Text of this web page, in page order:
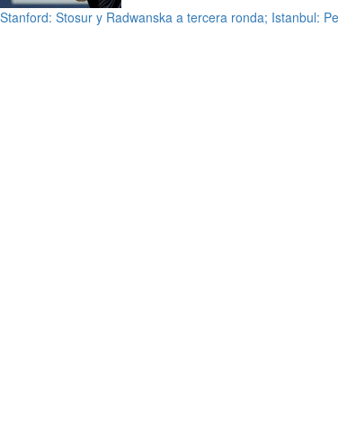
Stanford: Stosur y Radwanska a tercera ronda; Istanbul: